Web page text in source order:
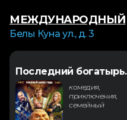
МЕЖДУНАРОДНЫЙ
Белы Куна ул., д. 3
Последний
комедия,
приключения,
семейный